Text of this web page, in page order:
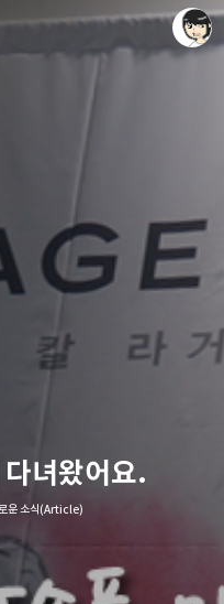
녀왔어요.
운 소식(Article)
레이니아
레이니아